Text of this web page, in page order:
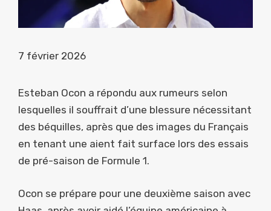
7 février 2026
Esteban Ocon a répondu aux rumeurs selon
lesquelles il souffrait d’une blessure nécessitant
des béquilles, après que des images du Français
en tenant une aient fait surface lors des essais
de pré-saison de Formule 1.
Ocon se prépare pour une deuxième saison avec